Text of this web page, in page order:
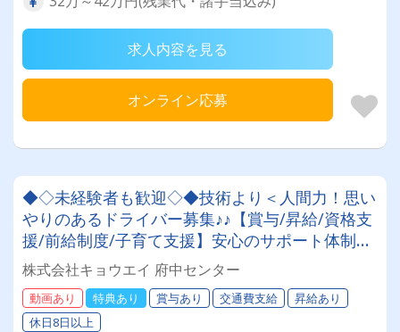
求人内容を見る
オンライン応募
◆◇未経験者も歓迎◇◆技術より＜人間力！思い
やりのあるドライバー募集♪♪【賞与/昇給/資格支
援/前給制度/子育て支援】安心のサポート体制あ
り◎
株式会社キョウエイ 府中センター
動画あり 特典あり 賞与あり 交通費支給
昇給あり
休日8日以上